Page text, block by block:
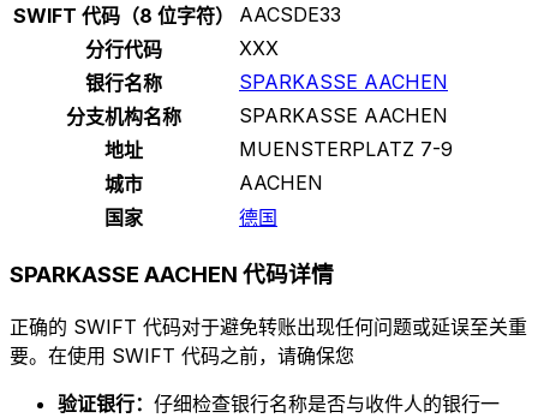
SWIFT 代码（8 位字符）
AACSDE33
分行代码
XXX
银行名称
SPARKASSE AACHEN
分支机构名称
SPARKASSE AACHEN
地址
MUENSTERPLATZ 7-9
城市
AACHEN
国家
德国
SPARKASSE AACHEN 代码详情
正确的 SWIFT 代码对于避免转账出现任何问题或延误至关重
要。在使用 SWIFT 代码之前，请确保您
验证银行： 仔细检查银行名称是否与收件人的银行一